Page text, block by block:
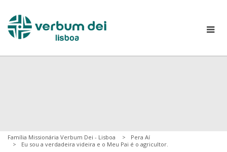
Família Missionária Verbum Dei - Lisboa
Pera Aí
Eu sou a verdadeira videira e o Meu Pai é o agricultor.